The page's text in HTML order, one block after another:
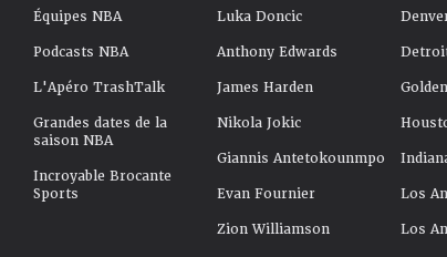
Équipes NBA
Podcasts NBA
L'Apéro TrashTalk
Grandes dates de la
saison NBA
Incroyable Brocante
Sports
Luka Doncic
Anthony Edwards
James Harden
Nikola Jokic
Giannis Antetokounmpo
Evan Fournier
Zion Williamson
Los
Los